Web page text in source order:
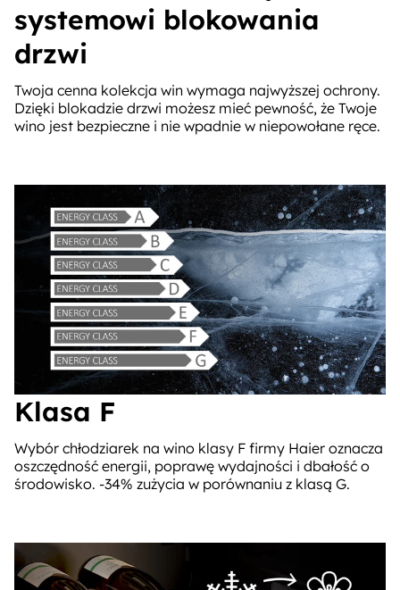
systemowi blokowania
drzwi
Twoja cenna kolekcja win wymaga najwyższej ochrony.
Dzięki blokadzie drzwi możesz mieć pewność, że Twoje
wino jest bezpieczne i nie wpadnie w niepowołane ręce.
Klasa F
Wybór chłodziarek na wino klasy F firmy Haier oznacza
oszczędność energii, poprawę wydajności i dbałość o
środowisko. -34% zużycia w porównaniu z klasą G.